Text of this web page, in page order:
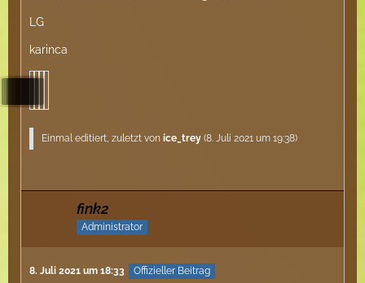
LG
karinca
Einmal editiert, zuletzt von ice_trey (8. Juli 2021 um 19:38)
fink2
Administrator
8. Juli 2021 um 18:33 Offizieller Beitrag